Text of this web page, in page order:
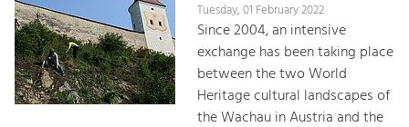
Tuesday, 01 February 2022
Since 2004, an intensive
exchange has been taking place
between the two World
Heritage cultural landscapes of
the Wachau in Austria and the